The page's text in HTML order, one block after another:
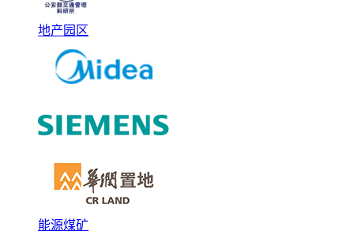
地产园区
能源煤矿